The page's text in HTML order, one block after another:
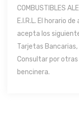
COMBUSTIBLES
E.I.R.L. El horario
acepta los
Tarjetas
Consultar por
bencinera.